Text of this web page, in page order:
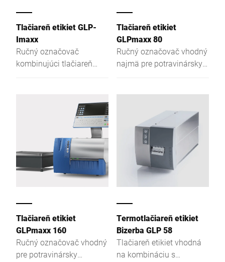
Tlačiareň etikiet GLP-
Imaxx
Ručný označovač
kombinujúci tlačiareň
Tlačiareň etikiet
GLPmaxx 80
Ručný označovač vhodný
najmä pre potravinársky
Tlačiareň etikiet
GLPmaxx 160
Ručný označovač vhodný
pre potravinársky
Termotlačiareň etikiet
Bizerba GLP 58
Tlačiareň etikiet vhodná
na kombináciu s